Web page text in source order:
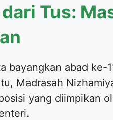
Tus:
bayangkan abad
Madrasah
yang diimpikan